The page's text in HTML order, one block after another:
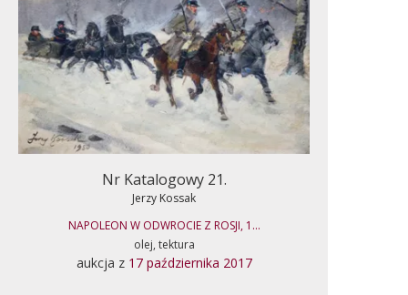
Nr Katalogowy 21.
Jerzy Kossak
NAPOLEON W ODWROCIE Z ROSJI, 1...
olej, tektura
aukcja z 17 października 2017